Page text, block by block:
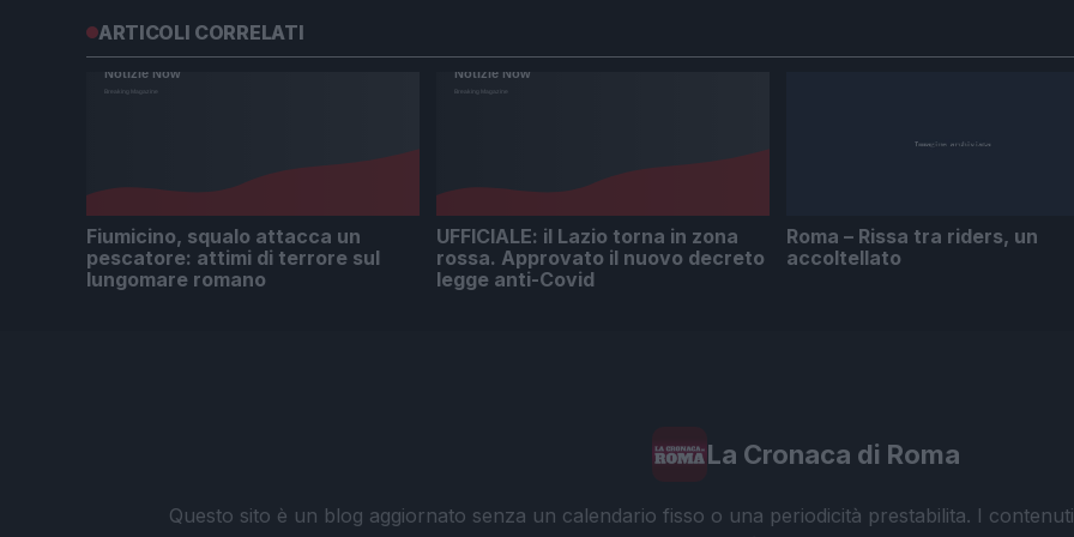
ARTICOLI CORRELATI
Fiumicino, squalo attacca un
pescatore: attimi di terrore sul
lungomare romano
UFFICIALE: il Lazio torna in zona
rossa. Approvato il nuovo decreto
legge anti-Covid
Roma – Rissa tra riders, un
accoltellato
La Cronaca di Roma
Questo sito è un blog aggiornato senza un calendario fisso o una periodicità prestabilita. I